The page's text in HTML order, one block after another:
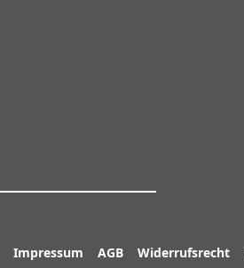
Impressum AGB Widerrufsrecht